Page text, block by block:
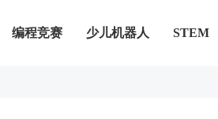
编程竞赛 少儿机器人 STEM